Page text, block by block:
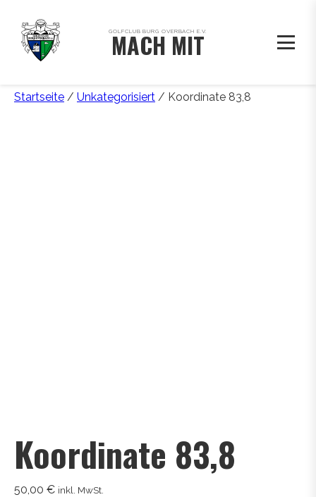
GOLFCLUB BURG OVERBACH E.V.
MACH MIT
Startseite / Unkategorisiert / Koordinate 83,8
Koordinate 83,8
50,00 € inkl. MwSt.